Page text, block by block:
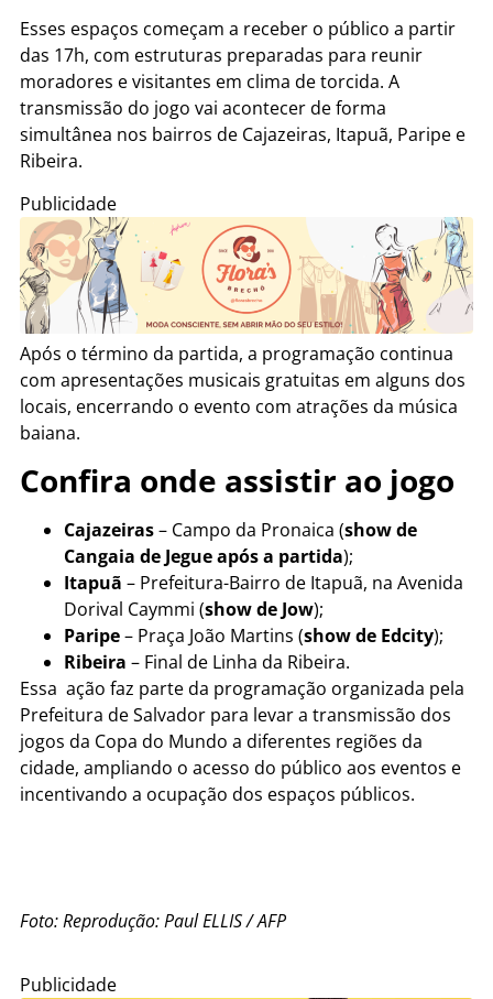
Esses espaços começam a receber o público a partir
das 17h, com estruturas preparadas para reunir
moradores e visitantes em clima de torcida. A
transmissão do jogo vai acontecer de forma
simultânea nos bairros de Cajazeiras, Itapuã, Paripe e
Ribeira.
Publicidade
Após o término da partida, a programação continua
com apresentações musicais gratuitas em alguns dos
locais, encerrando o evento com atrações da música
baiana.
Confira onde assistir ao jogo
Cajazeiras– Campo da Pronaica (show de
Cangaia de Jegue após a partida);
Itapuã – Prefeitura-Bairro de Itapuã, na Avenida
Dorival Caymmi (show de Jow);
Paripe– Praça João Martins (show de Edcity);
Ribeira – Final de Linha da Ribeira.
Essa ação faz parte da programação organizada pela
Prefeitura de Salvador para levar a transmissão dos
jogos da Copa do Mundo a diferentes regiões da
cidade, ampliando o acesso do público aos eventos e
incentivando a ocupação dos espaços públicos.
Foto: Reprodução: Paul ELLIS / AFP
Publicidade